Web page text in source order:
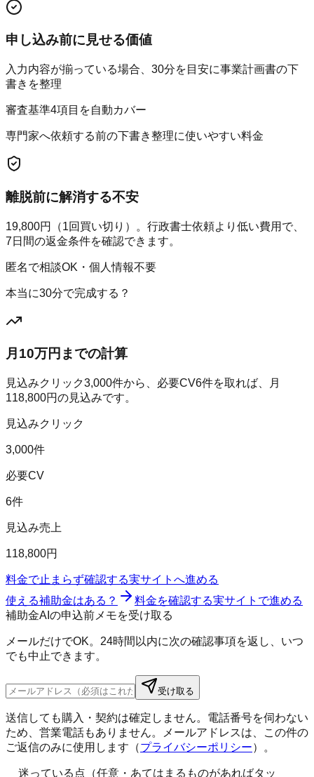
申し込み前に見せる価値
入力内容が揃っている場合、30分を目安に事業計画書の下
書きを整理
審査基準4項目を自動カバー
専門家へ依頼する前の下書き整理に使いやすい料金
離脱前に解消する不安
19,800円（1回買い切り）。行政書士依頼より低い費用で、
7日間の返金条件を確認できます。
匿名で相談OK・個人情報不要
本当に30分で完成する？
月10万円までの計算
見込みクリック3,000件から、必要CV6件を取れば、月
118,800円の見込みです。
見込みクリック
3,000件
必要CV
6件
見込み売上
118,800円
料金で止まらず確認する実サイトへ進める
使える補助金はある？
料金を確認する実サイトで進める
補助金AIの申込前メモを受け取る
メールだけでOK。24時間以内に次の確認事項を返し、いつ
でも中止できます。
受け取る
送信しても購入・契約は確定しません。電話番号を伺わない
ため、営業電話もありません。メールアドレスは、この件の
ご返信のみに使用します（プライバシーポリシー）。
迷っている点（任意・あてはまるものがあればタッ